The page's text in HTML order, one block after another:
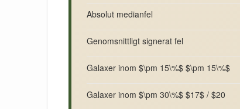
Absolut medianfel
Genomsnittligt signerat fel
Galaxer inom $\pm 15\%$ $\pm 15\%$
Galaxer inom $\pm 30\%$ $17$ / $20